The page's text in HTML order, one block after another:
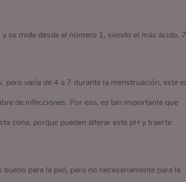
se mide desde el número 1, siendo el más ácido, 7
pero varía de 4 a 7 durante la menstruación, este
de infecciones. Por eso, es tan importante que
zona, porque pueden alterar este pH y traerte
para la piel, pero no necesariamente para la